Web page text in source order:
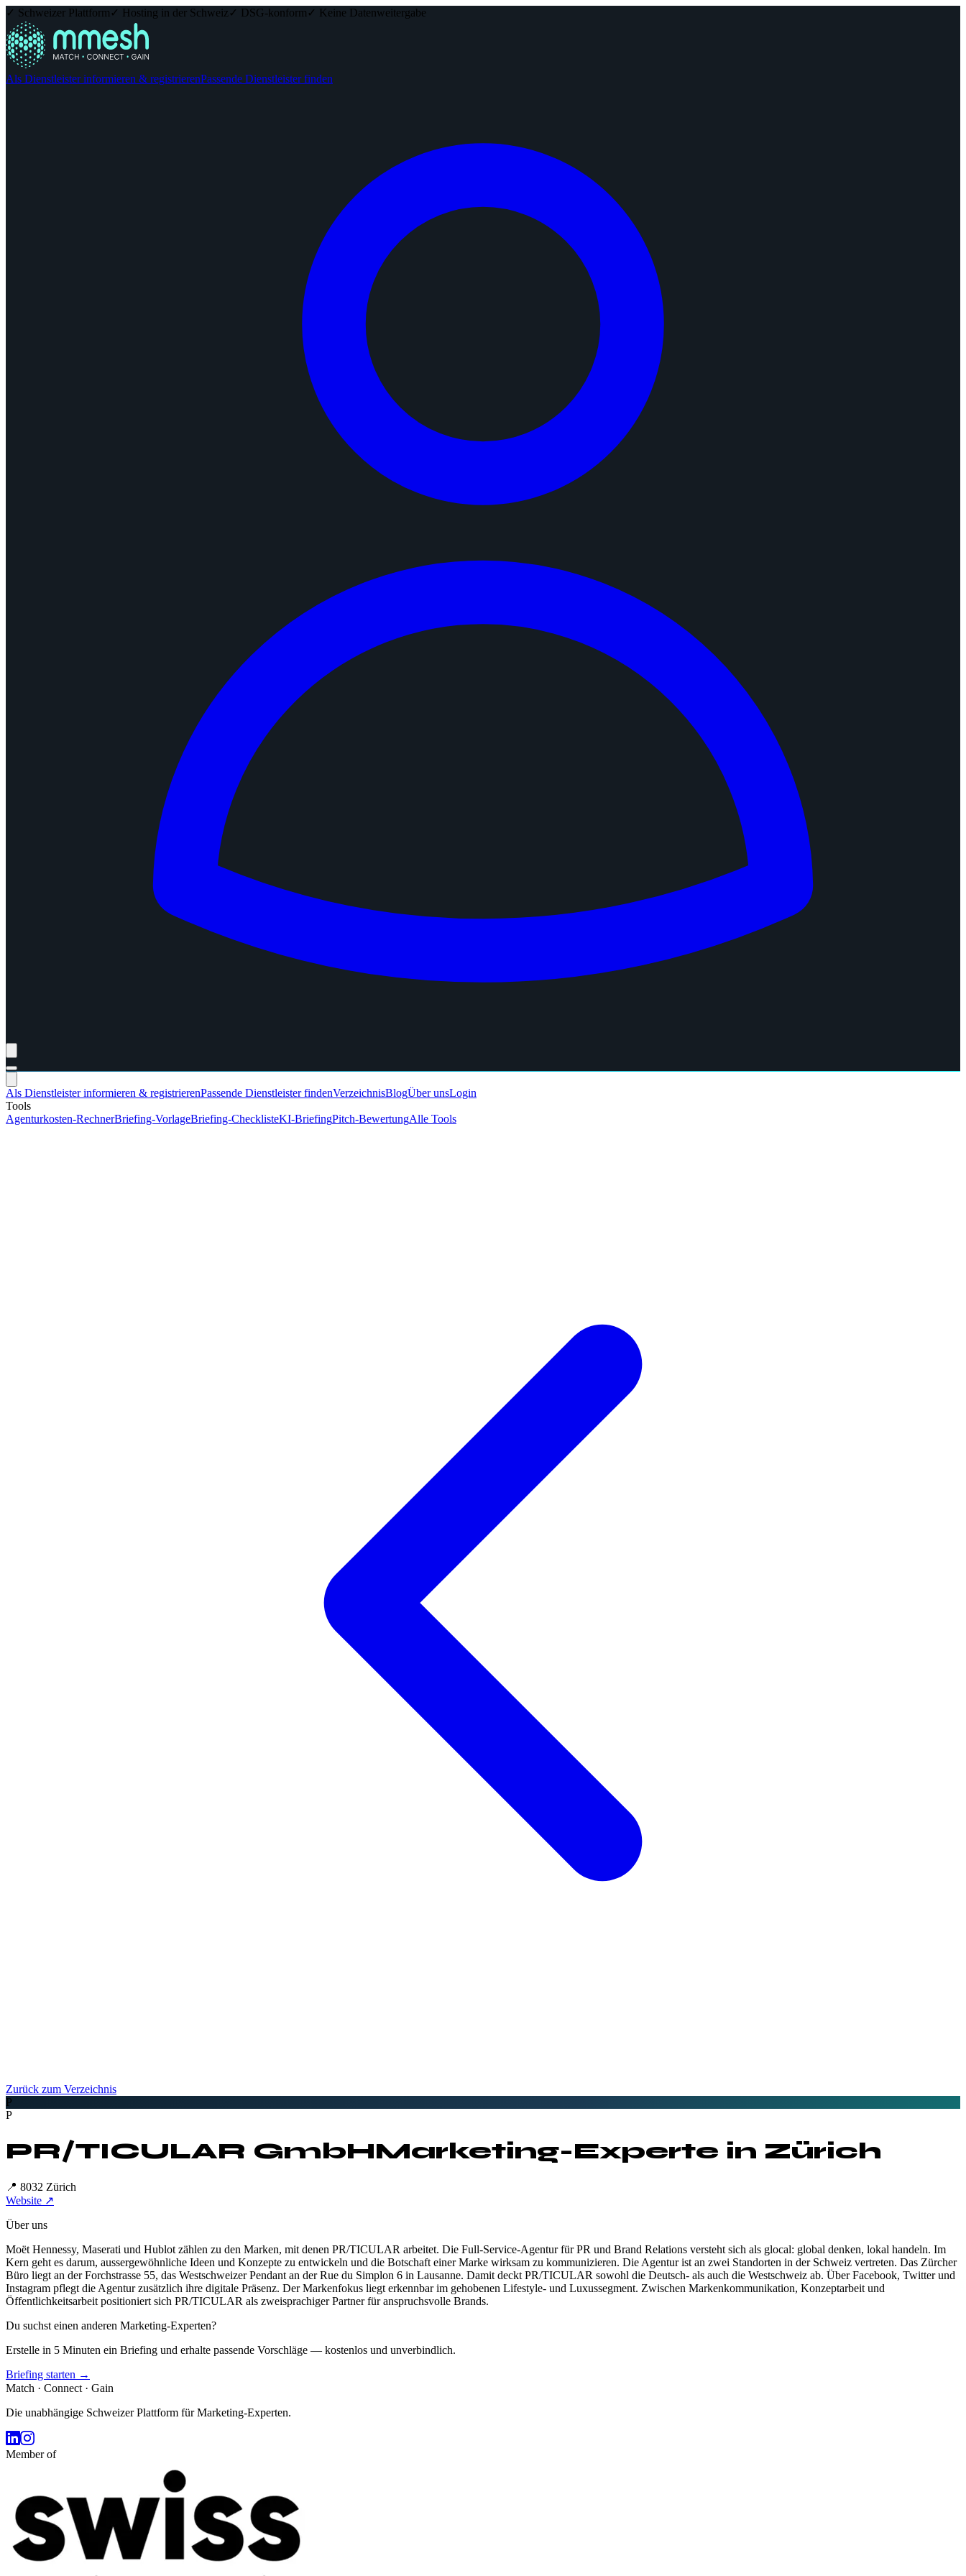
✓ Schweizer Plattform ✓ Hosting in der Schweiz ✓ DSG-konform ✓ Keine Datenweitergabe
Als Dienstleister informieren & registrierenPassende Dienstleister finden
Als Dienstleister informieren & registrierenPassende Dienstleister findenVerzeichnisBlogÜber unsLogin
Tools
Agenturkosten-RechnerBriefing-VorlageBriefing-ChecklisteKI-BriefingPitch-BewertungAlle Tools
Zurück zum Verzeichnis
P
P
PR/TICULAR GmbHMarketing-Experte in Zürich
📍 8032 Zürich
Website ↗
Über uns
Moët Hennessy, Maserati und Hublot zählen zu den Marken, mit denen PR/TICULAR arbeitet. Die Full-Service-Agentur für PR und Brand Relations versteht sich als glocal: global denken, lokal handeln. Im
Kern geht es darum, aussergewöhnliche Ideen und Konzepte zu entwickeln und die Botschaft einer Marke wirksam zu kommunizieren. Die Agentur ist an zwei Standorten in der Schweiz vertreten. Das Zürcher
Büro liegt an der Forchstrasse 55, das Westschweizer Pendant an der Rue du Simplon 6 in Lausanne. Damit deckt PR/TICULAR sowohl die Deutsch- als auch die Westschweiz ab. Über Facebook, Twitter und
Instagram pflegt die Agentur zusätzlich ihre digitale Präsenz. Der Markenfokus liegt erkennbar im gehobenen Lifestyle- und Luxussegment. Zwischen Markenkommunikation, Konzeptarbeit und
Öffentlichkeitsarbeit positioniert sich PR/TICULAR als zweisprachiger Partner für anspruchsvolle Brands.
Du suchst einen anderen Marketing-Experten?
Erstelle in 5 Minuten ein Briefing und erhalte passende Vorschläge — kostenlos und unverbindlich.
Briefing starten →
Match · Connect · Gain
Die unabhängige Schweizer Plattform für Marketing-Experten.
Member of